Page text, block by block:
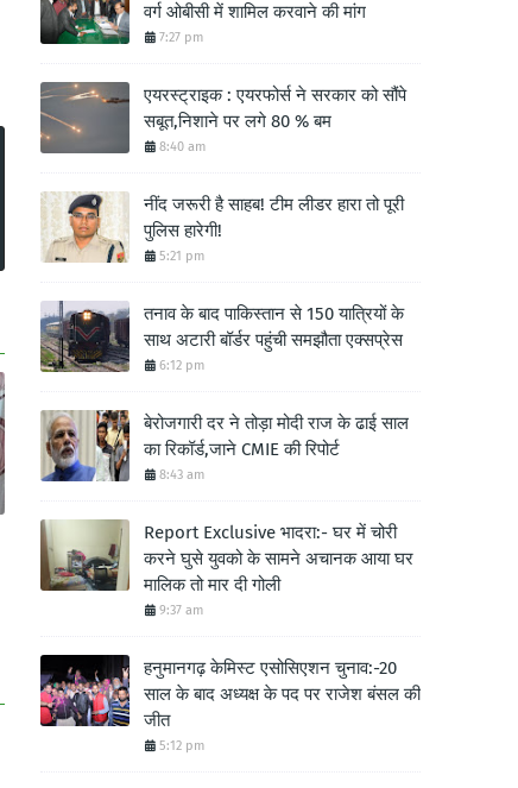
वर्ग ओबीसी में शामिल करवाने की मांग
7:27 pm
एयरस्ट्राइक : एयरफोर्स ने सरकार को सौंपे
सबूत,निशाने पर लगे 80 % बम
8:40 am
नींद जरूरी है साहब! टीम लीडर हारा तो पूरी
पुलिस हारेगी!
5:21 pm
तनाव के बाद पाकिस्तान से 150 यात्रियों के
साथ अटारी बॉर्डर पहुंची समझौता एक्सप्रेस
6:12 pm
बेरोजगारी दर ने तोड़ा मोदी राज के ढाई साल
का रिकॉर्ड,जाने CMIE की रिपोर्ट
8:43 am
Report Exclusive भादरा:- घर में चोरी
करने घुसे युवको के सामने अचानक आया घर
मालिक तो मार दी गोली
9:37 am
हनुमानगढ़ केमिस्ट एसोसिएशन चुनाव:-20
साल के बाद अध्यक्ष के पद पर राजेश बंसल की
जीत
5:12 pm